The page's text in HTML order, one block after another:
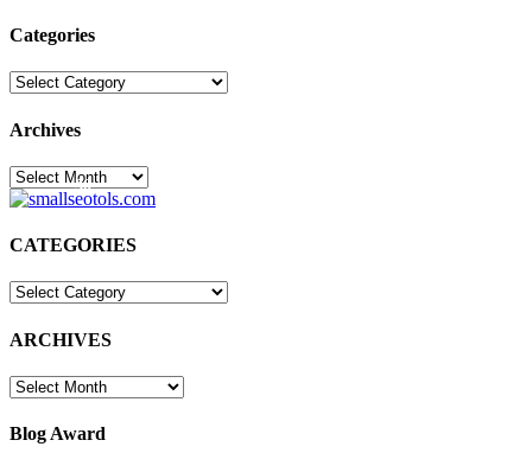
Categories
Categories
Archives
Archives
30
CATEGORIES
CATEGORIES
ARCHIVES
ARCHIVES
Blog Award